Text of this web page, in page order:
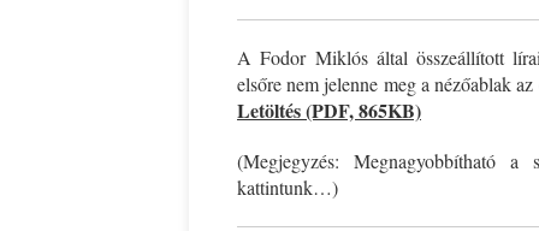
A Fodor Miklós által összeállított
elsőre nem jelenne meg a nézőablak
Letöltés (PDF, 865KB)
(Megjegyzés: Megnagyobbítható
kattintunk…)